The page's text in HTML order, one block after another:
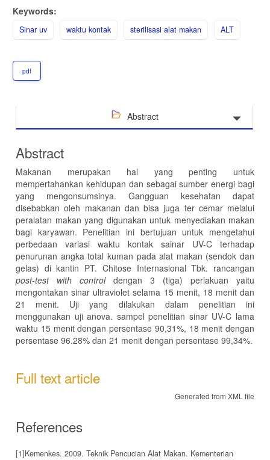
Keywords:
Sinar uv waktu kontak sterilisasi alat makan ALT
pdf
Abstract
Abstract
Makanan merupakan hal yang penting untuk
mempertahankan kehidupan dan sebagai sumber energi bagi
yang mengonsumsinya. Gangguan kesehatan dapat
disebabkan oleh makanan dan bisa juga ter cemar melalui
peralatan makan yang digunakan untuk menyediakan makan
bagi karyawan. Penelitian ini bertujuan untuk mengetahui
perbedaan variasi waktu kontak sainar UV-C terhadap
penurunan angka total kuman pada alat makan (sendok dan
gelas) di kantin PT. Chitose Internasional Tbk. rancangan
post-test with controldengan 3 (tiga) perlakuan yaitu
mengontakan sinar ultraviolet selama 15 menit, 18 menit dan
21 menit. Uji yang dilakukan dalam penelitian ini
menggunakan uji anova. sampel penelitian sinar UV-C lama
waktu 15 menit dengan persentase 90,31%, 18 menit dengan
persentase 96.28% dan 21 menit dengan persentase 99,34%.
Full text article
Generated from XML file
References
[1]Kemenkes. 2009. Teknik Pencucian Alat Makan. Kementerian